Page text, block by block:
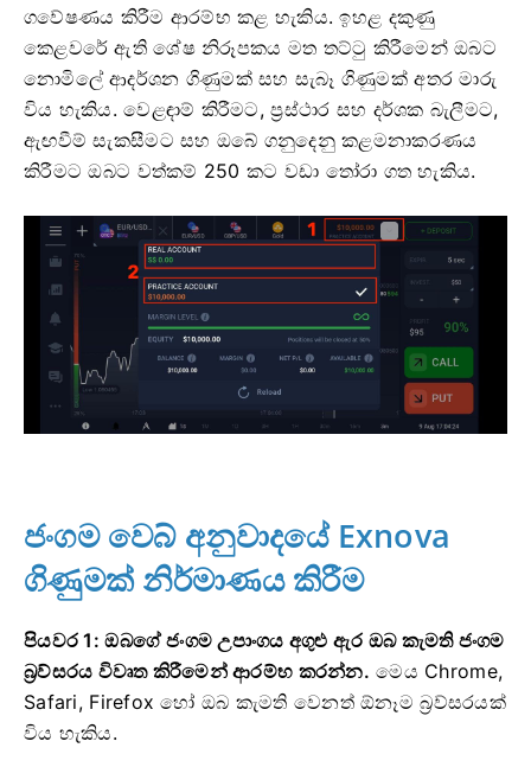
ගවේෂණය කිරීම ආරම්භ කළ හැකිය. ඉහළ දකුණු
කෙළවරේ ඇති ශේෂ නිරූපකය මත තට්ටු කිරීමෙන් ඔබට
නොමිලේ ආදර්ශන ගිණුමක් සහ සැබෑ ගිණුමක් අතර මාරු
විය හැකිය. වෙළඳාම් කිරීමට, ප්‍රස්ථාර සහ දර්ශක බැලීමට,
ඇඟවීම් සැකසීමට සහ ඔබේ ගනුදෙනු කළමනාකරණය
කිරීමට ඔබට වත්කම් 250 කට වඩා තෝරා ගත හැකිය.
ජංගම වෙබ් අනුවාදයේ Exnova
ගිණුමක් නිර්මාණය කිරීම
පියවර 1: ඔබගේ ජංගම උපාංගය අගුළු ඇර ඔබ කැමති ජංගම
බ්‍රව්සරය විවෘත කිරීමෙන් ආරම්භ කරන්න. මෙය Chrome,
Safari, Firefox හෝ ඔබ කැමති වෙනත් ඕනෑම බ්‍රව්සරයක්
විය හැකිය.